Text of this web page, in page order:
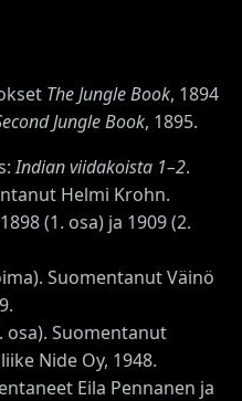
The Jungle Book, 1894
Jungle Book, 1895.
Indian viidakoista 1–2.
Helmi Krohn.
(1. osa) ja 1909 (2.
Suomentanut Väinö
osa). Suomentanut
Nide Oy, 1948.
Eila Pennanen ja